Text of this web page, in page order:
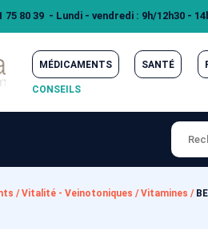
75 80 39 - Lundi - vendredi : 9h/12h30 -
MÉDICAMENTS SANTÉ
CONSEILS
/Vitalité - Veinotoniques /Vitamines /